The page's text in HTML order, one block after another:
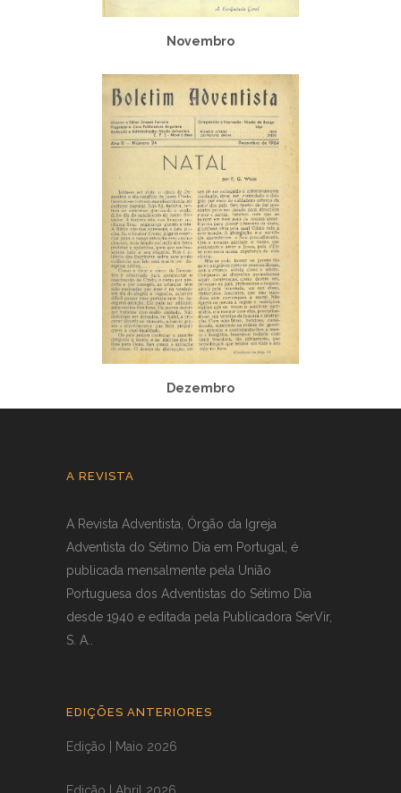
Novembro
Dezembro
A REVISTA
A Revista Adventista, Órgão da Igreja
Adventista do Sétimo Dia em Portugal, é
publicada mensalmente pela União
Portuguesa dos Adventistas do Sétimo Dia
desde 1940 e editada pela Publicadora SerVir,
S. A..
EDIÇÕES ANTERIORES
Edição | Maio 2026